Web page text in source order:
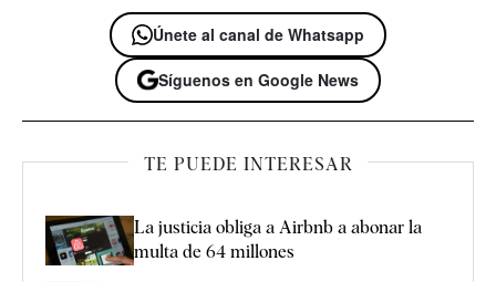
Únete al canal de Whatsapp
Síguenos en Google News
TE PUEDE INTERESAR
La justicia obliga a Airbnb a abonar la
multa de 64 millones